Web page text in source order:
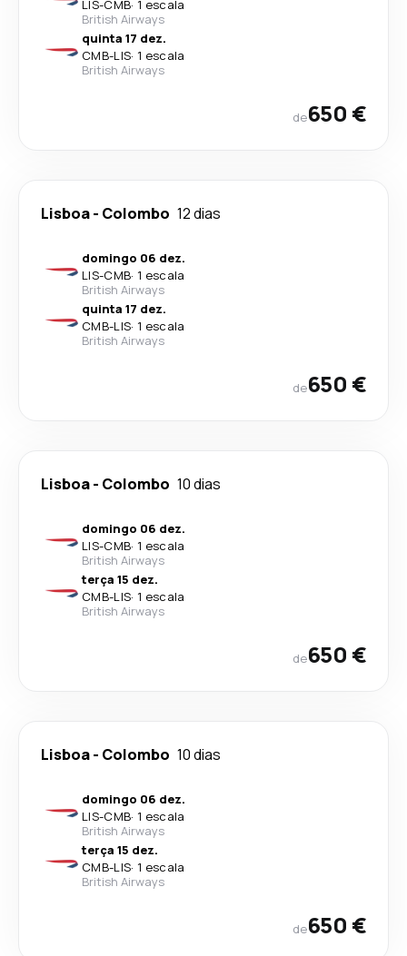
LIS-CMB· 1 escala
British Airways
quinta 17 dez.
CMB-LIS· 1 escala
British Airways
de650 €
Lisboa- Colombo 12 dias
domingo 06 dez.
LIS-CMB· 1 escala
British Airways
quinta 17 dez.
CMB-LIS· 1 escala
British Airways
de650 €
Lisboa- Colombo 10 dias
domingo 06 dez.
LIS-CMB· 1 escala
British Airways
terça 15 dez.
CMB-LIS· 1 escala
British Airways
de650 €
Lisboa- Colombo 10 dias
domingo 06 dez.
LIS-CMB· 1 escala
British Airways
terça 15 dez.
CMB-LIS· 1 escala
British Airways
de650 €